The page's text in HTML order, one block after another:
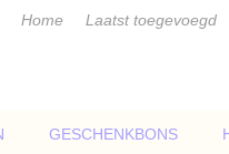
Home Laatst toegevoegd
GESCHENKBONS